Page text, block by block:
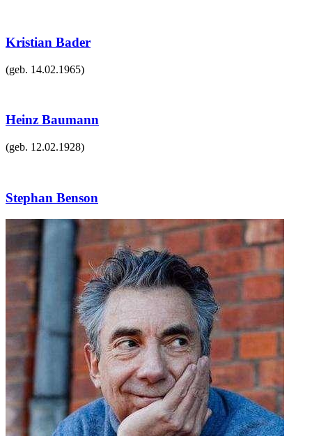
Kristian Bader
(geb. 14.02.1965)
Heinz Baumann
(geb. 12.02.1928)
Stephan Benson